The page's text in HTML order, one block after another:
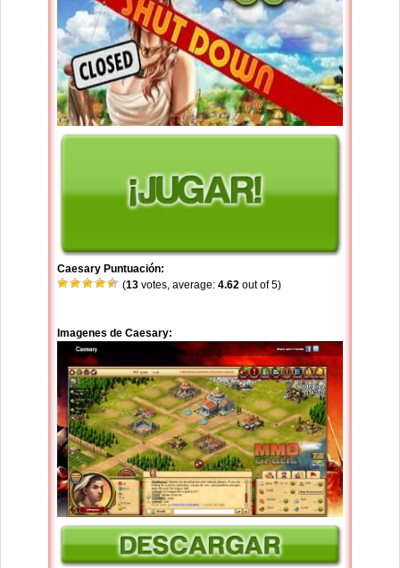
Caesary Puntuación:
(13 votes, average: 4.62 out of 5)
Imagenes de Caesary: